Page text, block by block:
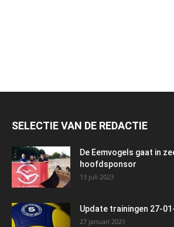
SELECTIE VAN DE REDACTIE
De Eemvogels gaat in
hoofdsponsor
13 juli 2023
Update trainingen 27-
27 januari 2021